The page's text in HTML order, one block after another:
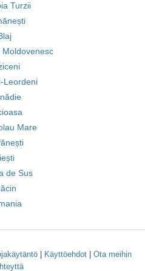
Turzii
Leordeni
Mare
de Sus
| Käyttöehdot| Ota meihin